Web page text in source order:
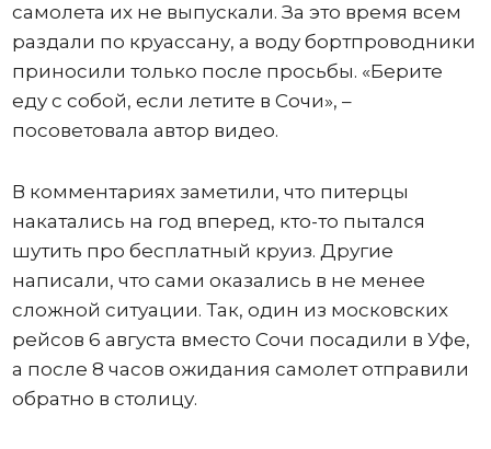
самолета их не выпускали. За это время всем
раздали по круассану, а воду бортпроводники
приносили только после просьбы. «Берите
еду с собой, если летите в Сочи», –
посоветовала автор видео.
В комментариях заметили, что питерцы
накатались на год вперед, кто-то пытался
шутить про бесплатный круиз. Другие
написали, что сами оказались в не менее
сложной ситуации. Так, один из московских
рейсов 6 августа вместо Сочи посадили в Уфе,
а после 8 часов ожидания самолет отправили
обратно в столицу.